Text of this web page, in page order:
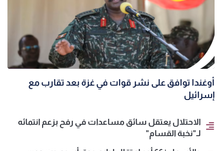
أوغندا توافق على نشر قوات في غزة بعد تقارب مع
إسرائيل
الاحتلال يعتقل سائق مساعدات في رفح بزعم انتمائه
لـ"نخبة القسام"